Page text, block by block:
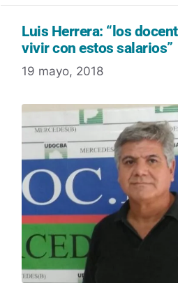
Luis Herrera: “los
vivir con estos salarios”
19 mayo, 2018